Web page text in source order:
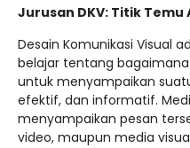
Jurusan DKV: Titik
Desain Komunikasi Visual
belajar tentang
untuk menyampaikan
efektif, dan informatif.
menyampaikan pesan
video, maupun media